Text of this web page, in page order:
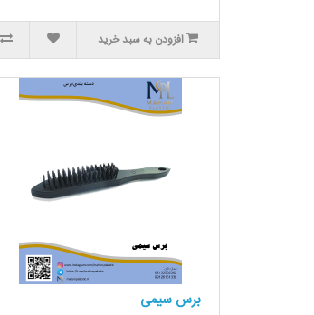
افزودن به سبد خرید
برس سیمی